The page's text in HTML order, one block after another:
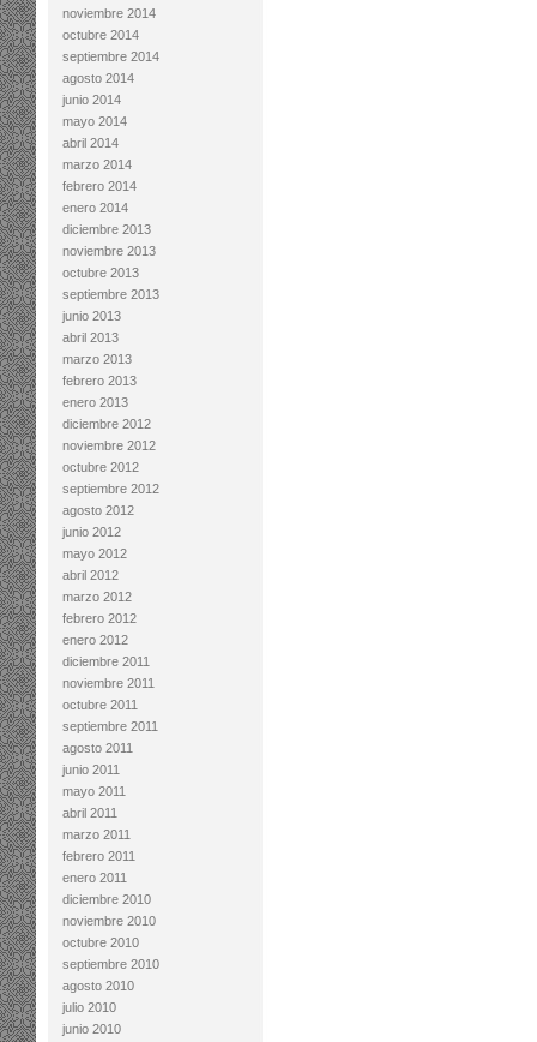
noviembre 2014
octubre 2014
septiembre 2014
agosto 2014
junio 2014
mayo 2014
abril 2014
marzo 2014
febrero 2014
enero 2014
diciembre 2013
noviembre 2013
octubre 2013
septiembre 2013
junio 2013
abril 2013
marzo 2013
febrero 2013
enero 2013
diciembre 2012
noviembre 2012
octubre 2012
septiembre 2012
agosto 2012
junio 2012
mayo 2012
abril 2012
marzo 2012
febrero 2012
enero 2012
diciembre 2011
noviembre 2011
octubre 2011
septiembre 2011
agosto 2011
junio 2011
mayo 2011
abril 2011
marzo 2011
febrero 2011
enero 2011
diciembre 2010
noviembre 2010
octubre 2010
septiembre 2010
agosto 2010
julio 2010
junio 2010